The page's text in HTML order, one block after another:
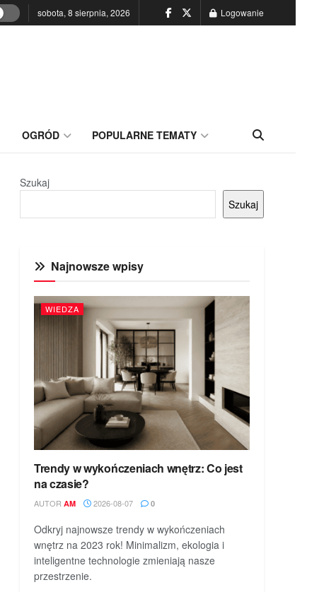
sobota, 8 sierpnia, 2026 Logowanie
OGRÓD POPULARNE TEMATY
Szukaj
Szukaj
Najnowsze wpisy
WIEDZA
Trendy w wykończeniach wnętrz: Co jest
na czasie?
AUTOR AM 2026-08-07 0
Odkryj najnowsze trendy w wykończeniach
wnętrz na 2023 rok! Minimalizm, ekologia i
inteligentne technologie zmieniają nasze
przestrzenie.